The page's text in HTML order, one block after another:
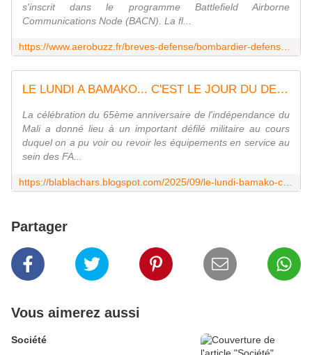
s'inscrit dans le programme Battlefield Airborne
Communications Node (BACN). La fl...
LE LUNDI A BAMAKO... C'EST LE JOUR DU DEFILE
La célébration du 65ème anniversaire de l'indépendance du
Mali a donné lieu à un important défilé militaire au cours
duquel on a pu voir ou revoir les équipements en service au
sein des FA...
Partager
Vous aimerez aussi
Société